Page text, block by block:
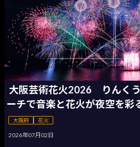
大阪芸術花火2026 りんく
ーチで音楽と花火が夜空を彩
大阪府 花火
2026年07月02日